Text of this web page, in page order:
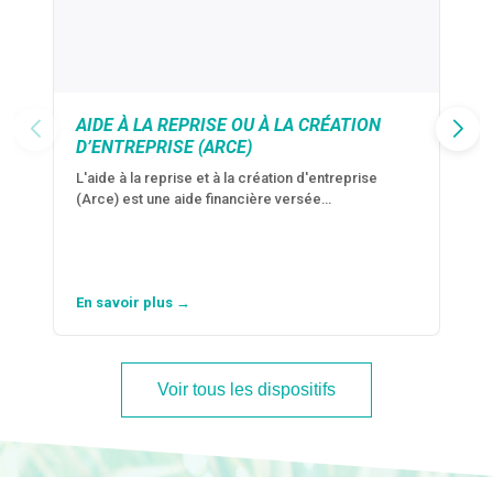
AIDE À LA REPRISE OU À LA CRÉATION
D’ENTREPRISE (ARCE)
L'aide à la reprise et à la création d'entreprise
(Arce) est une aide financière versée…
En savoir plus →
Voir tous les dispositifs